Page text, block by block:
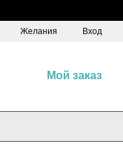
Желания Вход
Мой заказ